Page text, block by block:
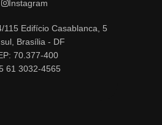
Brasília - DF
70.377-400
61 3032-4565